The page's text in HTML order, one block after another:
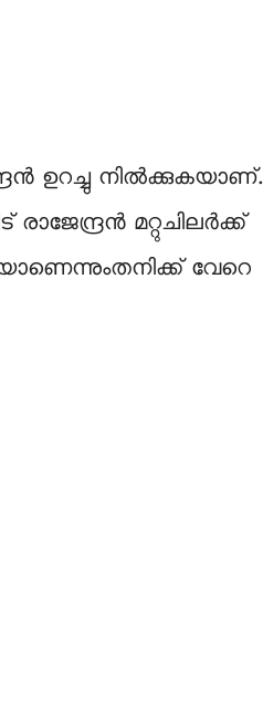
ഉറച്ചു നിൽക്കുകയാണ്.
മറ്റുചിലർക്ക്
വേറെ